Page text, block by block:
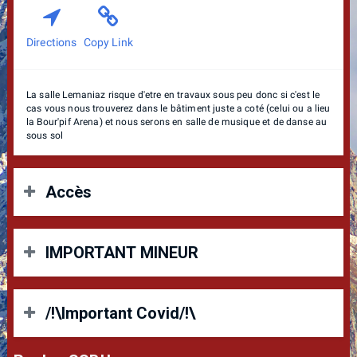
Directions Copy Link
La salle Lemaniaz risque d'etre en travaux sous peu donc si c'est le
cas vous nous trouverez dans le bâtiment juste a coté (celui ou a lieu
la Bour'pif Arena) et nous serons en salle de musique et de danse au
sous sol
Accès
51 minde Genève en Voiture (1h38 en train, +24min à
1h04d'Annecy en voiture (Train environ 1h30 , +24min à
IMPORTANT MINEUR
tournoi avec PAF (participation au frais). Pour les tournoi
/!\Important Covid/!\